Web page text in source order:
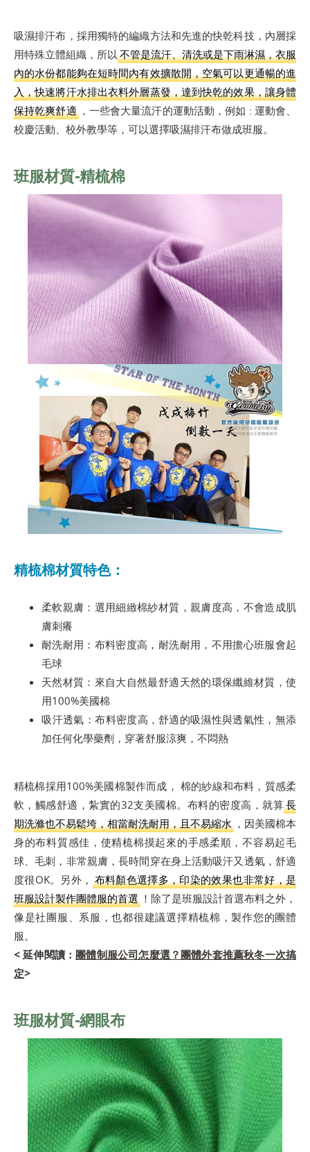
吸濕排汗布，採用獨特的編織方法和先進的快乾科技，內層採
用特殊立體組織，所以 不管是流汗、清洗或是下雨淋濕，衣服
內的水份都能夠在短時間內有效擴散開，空氣可以更通暢的進
入，快速將汗水排出衣料外層蒸發，達到快乾的效果，讓身體
保持乾爽舒適，一些會大量流汗的運動活動，例如 : 運動會、
校慶活動、校外教學等，可以選擇吸濕排汗布做成班服。
班服材質-精梳棉
精梳棉材質特色：
柔軟親膚：選用細緻棉紗材質，親膚度高，不會造成肌
膚刺癢
耐洗耐用：布料密度高，耐洗耐用，不用擔心班服會起
毛球
天然材質：來自大自然最舒適天然的環保纖維材質，使
用100%美國棉
​吸汗透氣：​布料密度高，舒適的吸濕性與透氣性，無添
加任何化學藥劑，穿著舒服涼爽，不悶熱​
精梳棉採用100%美國棉製作而成， 棉的紗線和布料，質感柔
軟，觸感舒適，紮實的32支美國棉。布料的密度高，就算長
期洗滌也不易鬆垮，相當耐洗耐用，且不易縮水 ，因美國棉本
身的布料質感佳，使精梳棉摸起來的手感柔順，不容易起毛
球、毛刺，非常親膚，長時間穿在身上活動吸汗又透氣，舒適
度很OK。另外， 布料顏色選擇多，印染的效果也非常好，是
班服設計製作團體服的首選 ！除了是班服設計首選布料之外，
像是社團服、系服，也都很建議選擇精梳棉，製作您的團體
服。
< 延伸閱讀： 團體制服公司怎麼選？團體外套推薦秋冬一次搞
定>
班服材質-網眼布